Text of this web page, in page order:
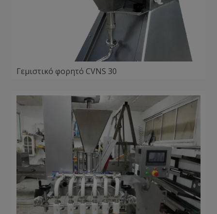
Γεμιστικό φορητό CVNS 30